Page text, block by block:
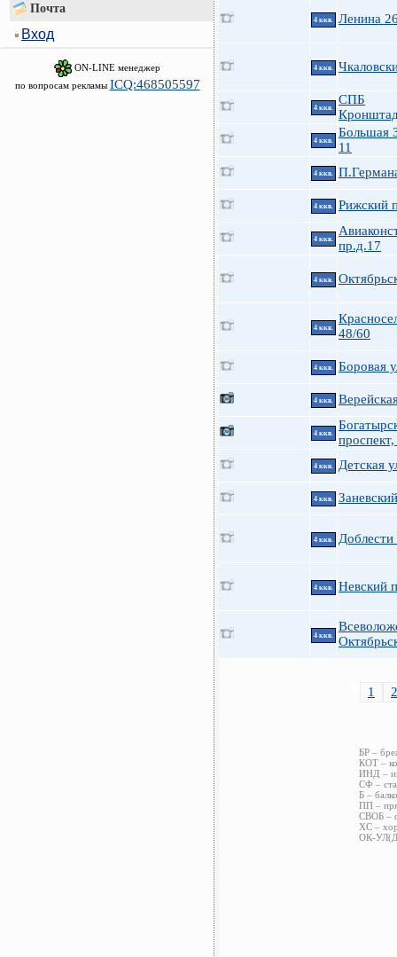
Почта
Вход
ON-LINE менеджер
по вопросам рекламы ICQ:468505597
4 ккв. Ленина
4 ккв.
4 ккв.
СПБ
4 ккв.
Большая
11
4 ккв.
4 ккв. Рижский
4 ккв.
пр.д.17
4 ккв.
4 ккв.
48/60
4 ккв. Боровая
4 ккв.
4 ккв.
4 ккв. Детская
4 ккв.
4 ккв.
4 ккв. Невский
4 ккв.
1 2
БР –
КОТ –
ИНД –
СФ –
Б –
ПП –
СВОБ –
ХС –
ОК-